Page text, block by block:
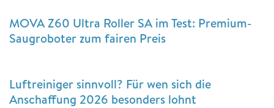
MOVA Z60 Ultra Roller SA im Test: Premium-
Saugroboter zum fairen Preis
Luftreiniger sinnvoll? Für wen sich die
Anschaffung 2026 besonders lohnt